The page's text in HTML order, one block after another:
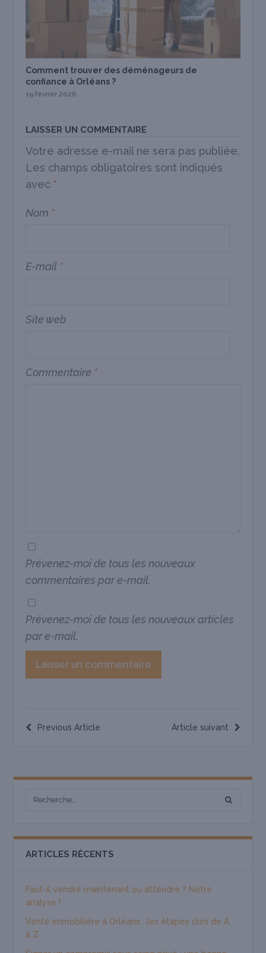
Comment trouver des déménageurs de
confiance à Orléans ?
19 février 2026
LAISSER UN COMMENTAIRE
Votre adresse e-mail ne sera pas publiée.
Les champs obligatoires sont indiqués
avec *
Nom *
E-mail *
Site web
Commentaire *
Prévenez-moi de tous les nouveaux
commentaires par e-mail.
Prévenez-moi de tous les nouveaux articles
par e-mail.
Article suivant
Previous Article
ARTICLES RÉCENTS
Faut-il vendre maintenant ou attendre ? Notre
analyse !
Vente immobilière à Orléans : les étapes clés de A
à Z